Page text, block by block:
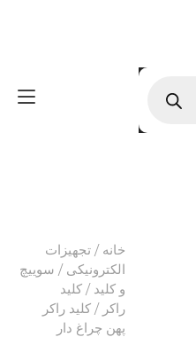
خانه / تجهیزات
الکترونیکی / سوییچ
و کلید / کلید
راکر / کلید راکر
پهن چراغ دار